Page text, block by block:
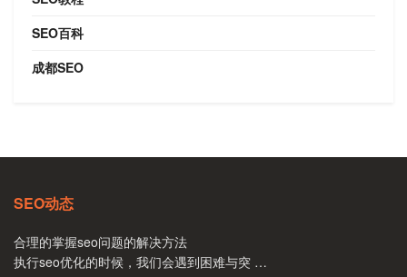
SEO百科
成都SEO
SEO动态
合理的掌握seo问题的解决方法
执行seo优化的时候，我们会遇到困难与突 …